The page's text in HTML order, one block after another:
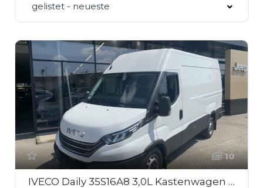
gelistet - neueste
10
IVECO Daily 35S16A8 3,0L Kastenwagen L3H2